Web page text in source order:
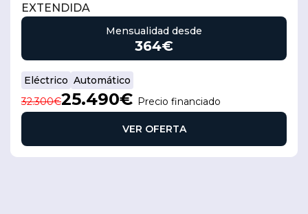
EXTENDIDA
Mensualidad desde
364€
Eléctrico Automático
32.300€25.490€ Precio financiado
VER OFERTA